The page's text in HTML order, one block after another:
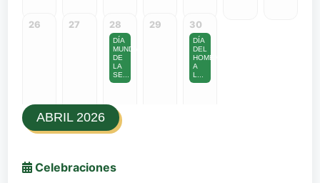
ABRIL 2026
Celebraciones
26 27 28
DÍA
MUNDIAL
DE
LA
SE...
29 30
DÍA
DEL
HOMENAJE
A
L...